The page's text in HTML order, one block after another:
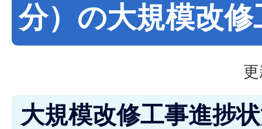
分）の大規模改修
大規模改修工事進捗